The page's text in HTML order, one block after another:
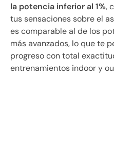
la potencia inferior al 1%,
tus sensaciones sobre el
es comparable al de los
más avanzados, lo que te
progreso con total
entrenamientos indoor y